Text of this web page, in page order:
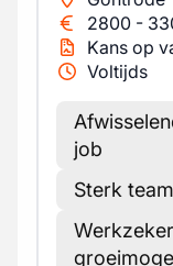
2800 -
Kans op
Voltijds
job
Sterk